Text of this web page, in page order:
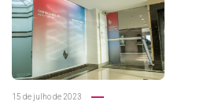
15 de julho de 2023